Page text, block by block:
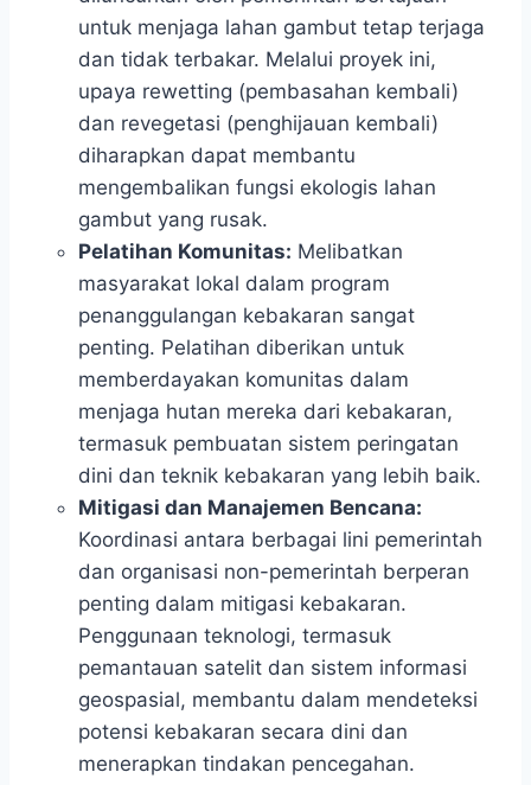
untuk menjaga lahan gambut tetap terjaga
dan tidak terbakar. Melalui proyek ini,
upaya rewetting (pembasahan kembali)
dan revegetasi (penghijauan kembali)
diharapkan dapat membantu
mengembalikan fungsi ekologis lahan
gambut yang rusak.
Pelatihan Komunitas: Melibatkan
masyarakat lokal dalam program
penanggulangan kebakaran sangat
penting. Pelatihan diberikan untuk
memberdayakan komunitas dalam
menjaga hutan mereka dari kebakaran,
termasuk pembuatan sistem peringatan
dini dan teknik kebakaran yang lebih baik.
Mitigasi dan Manajemen Bencana:
Koordinasi antara berbagai lini pemerintah
dan organisasi non-pemerintah berperan
penting dalam mitigasi kebakaran.
Penggunaan teknologi, termasuk
pemantauan satelit dan sistem informasi
geospasial, membantu dalam mendeteksi
potensi kebakaran secara dini dan
menerapkan tindakan pencegahan.